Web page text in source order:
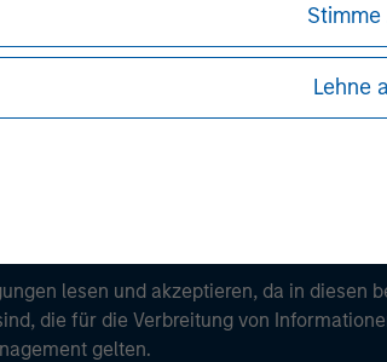
Stimme
Lehne
Morgan Stanley Careers
lesen und akzeptieren, da in diesen
die für die Verbreitung von
gelten.